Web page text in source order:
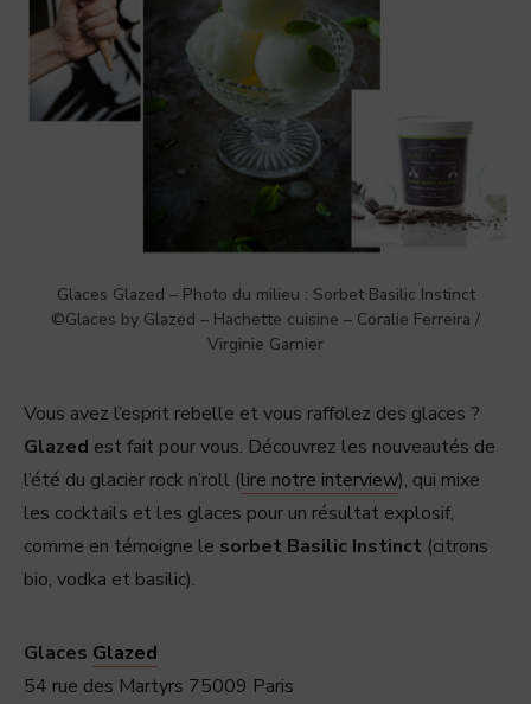
Glaces Glazed – Photo du milieu : Sorbet Basilic Instinct
©Glaces by Glazed – Hachette cuisine – Coralie Ferreira /
Virginie Garnier
Vous avez l’esprit rebelle et vous raffolez des glaces ?
Glazed est fait pour vous. Découvrez les nouveautés de
l’été du glacier rock n’roll (lire notre interview), qui mixe
les cocktails et les glaces pour un résultat explosif,
comme en témoigne le sorbet Basilic Instinct (citrons
bio, vodka et basilic).
Glaces Glazed
54 rue des Martyrs 75009 Paris